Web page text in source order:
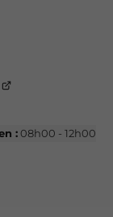
: 08h00 - 12h00